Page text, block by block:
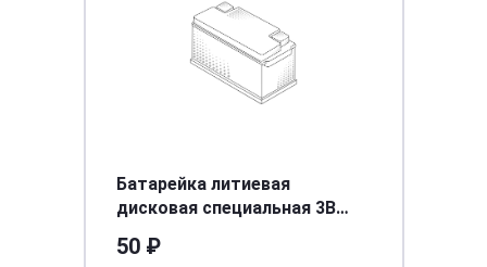
Батарейка литиевая
дисковая специальная 3В
BP1
50 ₽